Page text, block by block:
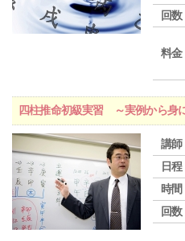
回数
料金
四柱推命初級実習 ～実例から身
講師
日程
時間
回数